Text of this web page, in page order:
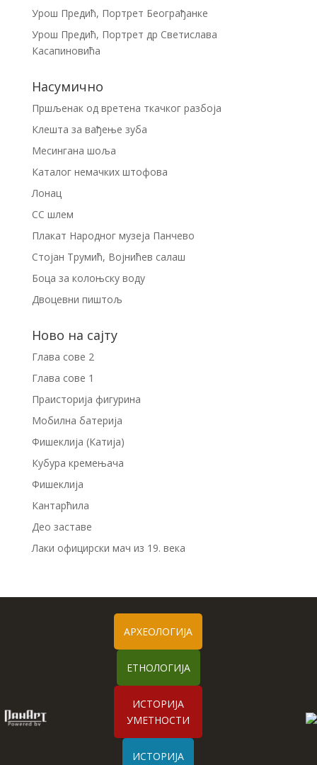
Урош Предић, Портрет Београђанке
Урош Предић, Портрет др Светислава
Касапиновића
Насумично
Пршљенак од вретена ткачког разбоја
Клешта за вађење зуба
Месингана шоља
Каталог немачких штофова
Лонац
СС шлем
Плакат Народног музеја Панчево
Стојан Трумић, Војнићев салаш
Боца за колоњску воду
Двоцевни пиштољ
Ново на сајту
Глава сове 2
Глава сове 1
Праисторија фигурина
Мобилна батерија
Фишеклија (Катија)
Кубура кремењача
Фишеклија
Кантарћила
Део заставе
Лаки официрски мач из 19. века
АРХЕОЛОГИЈА
ЕТНОЛОГИЈА
ИСТОРИЈА
УМЕТНОСТИ
ИСТОРИЈА